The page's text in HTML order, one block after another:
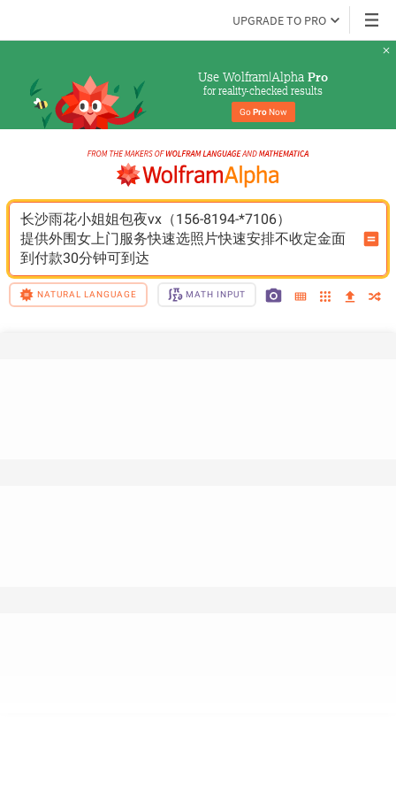
UPGRADE TO PRO
Use Wolfram|Alpha Pro
for reality-checked results
Go Pro Now
长沙雨花小姐姐包夜vx（156-8194-*7106）
提供外围女上门服务快速选照片快速安排不收定金面
到付款30分钟可到达
NATURAL LANGUAGE MATH INPUT